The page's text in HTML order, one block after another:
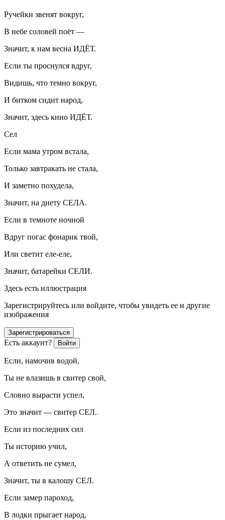
Ручейки звенят вокруг,
В небе соловей поёт —
Значит, к нам весна ИДЁТ.
Если ты проснулся вдруг,
Видишь, что темно вокруг,
И битком сидит народ,
Значит, здесь кино ИДЁТ.
Сел
Если мама утром встала,
Только завтракать не стала,
И заметно похудела,
Значит, на диету СЕЛА.
Если в темноте ночной
Вдруг погас фонарик твой,
Или светит еле-еле,
Значит, батарейки СЕЛИ.
Здесь есть иллюстрация
Зарегистрируйтесь или войдите, чтобы увидеть ее и другие
изображения
Зарегистрироваться
Есть аккаунт? Войти
Если, намочив водой,
Ты не влазишь в свитер свой,
Словно вырасти успел,
Это значит — свитер СЕЛ.
Если из последних сил
Ты историю учил,
А ответить не сумел,
Значит, ты в калошу СЕЛ.
Если замер пароход,
В лодки прыгает народ,